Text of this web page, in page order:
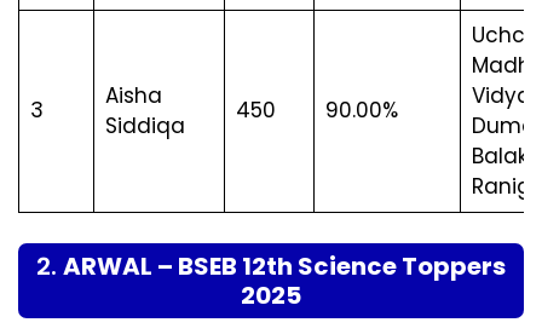
3
Aisha
Siddiqa
450 90.00%
Uchch
Balak,
2. ARWAL – BSEB 12th Science Toppers
2025